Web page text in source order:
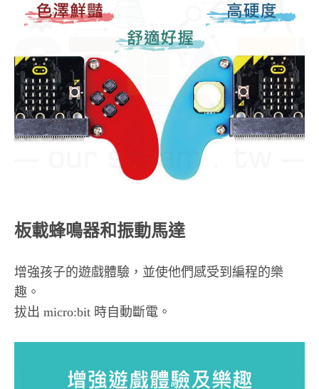
板載蜂鳴器和振動馬達
增強孩子的遊戲體驗，並使他們感受到編程的樂
趣。
拔出 micro:bit 時自動斷電。